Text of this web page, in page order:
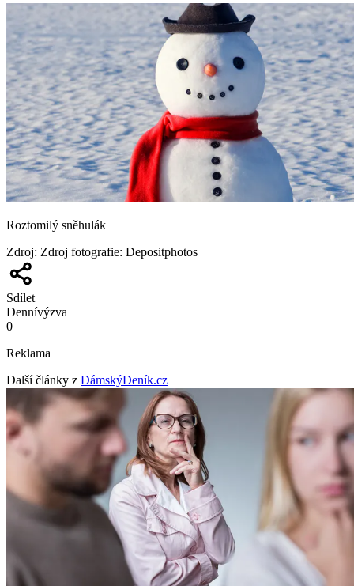
Roztomilý sněhulák
Zdroj: Zdroj fotografie: Depositphotos
Sdílet
Dennívýzva
0
Reklama
Další články z DámskýDeník.cz